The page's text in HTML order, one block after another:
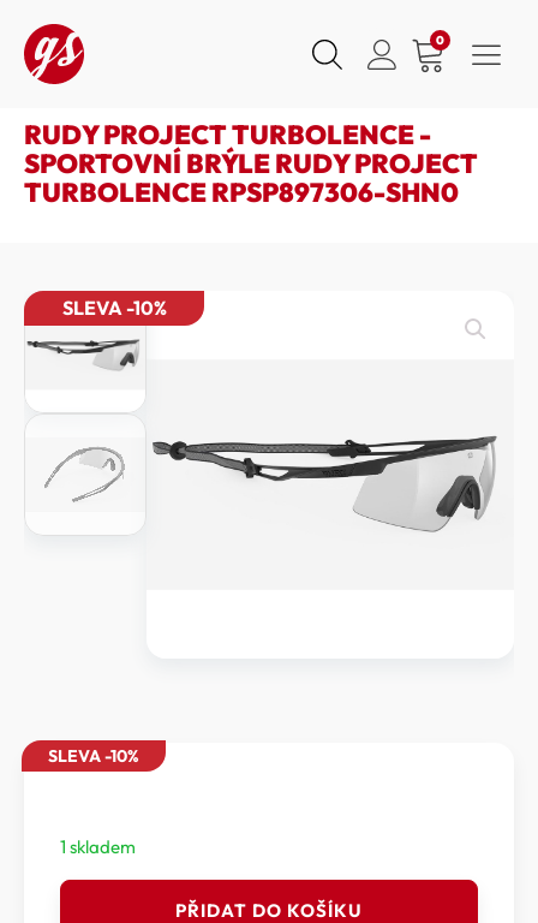
0
RUDY PROJECT TURBOLENCE -
SPORTOVNÍ BRÝLE RUDY PROJECT
TURBOLENCE RPSP897306-SHN0
SLEVA -10%
SLEVA -10%
1 skladem
PŘIDAT DO KOŠÍKU